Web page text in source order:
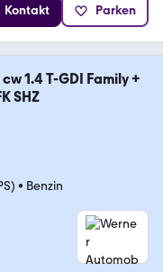
Kontakt Parken
1.4 T-GDI Family +
SHZ
• Benzin